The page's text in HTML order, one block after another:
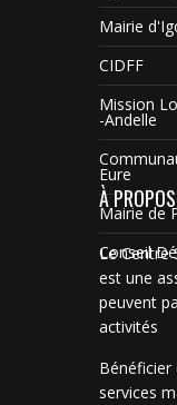
Mairie
CIDFF
Mission
-Andelle
Eure
Mairie de
Conseil
À PROPOS
Le Centre
est une
peuvent
activités
services